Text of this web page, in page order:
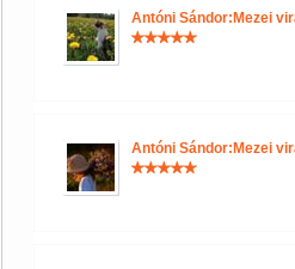
Antóni Sándor:Mezei
Antóni Sándor:Mezei